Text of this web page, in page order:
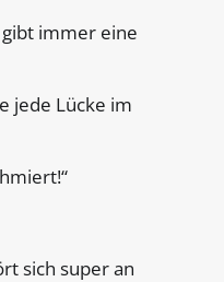
gibt immer eine
jede Lücke im
sich super an